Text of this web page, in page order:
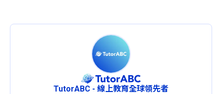
TutorABC - 線上教育全球領先者